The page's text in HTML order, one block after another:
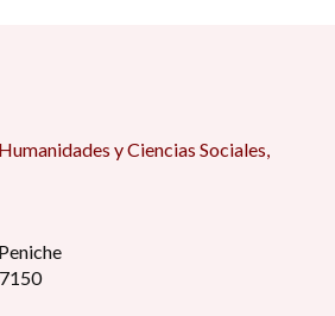
y Ciencias Sociales,